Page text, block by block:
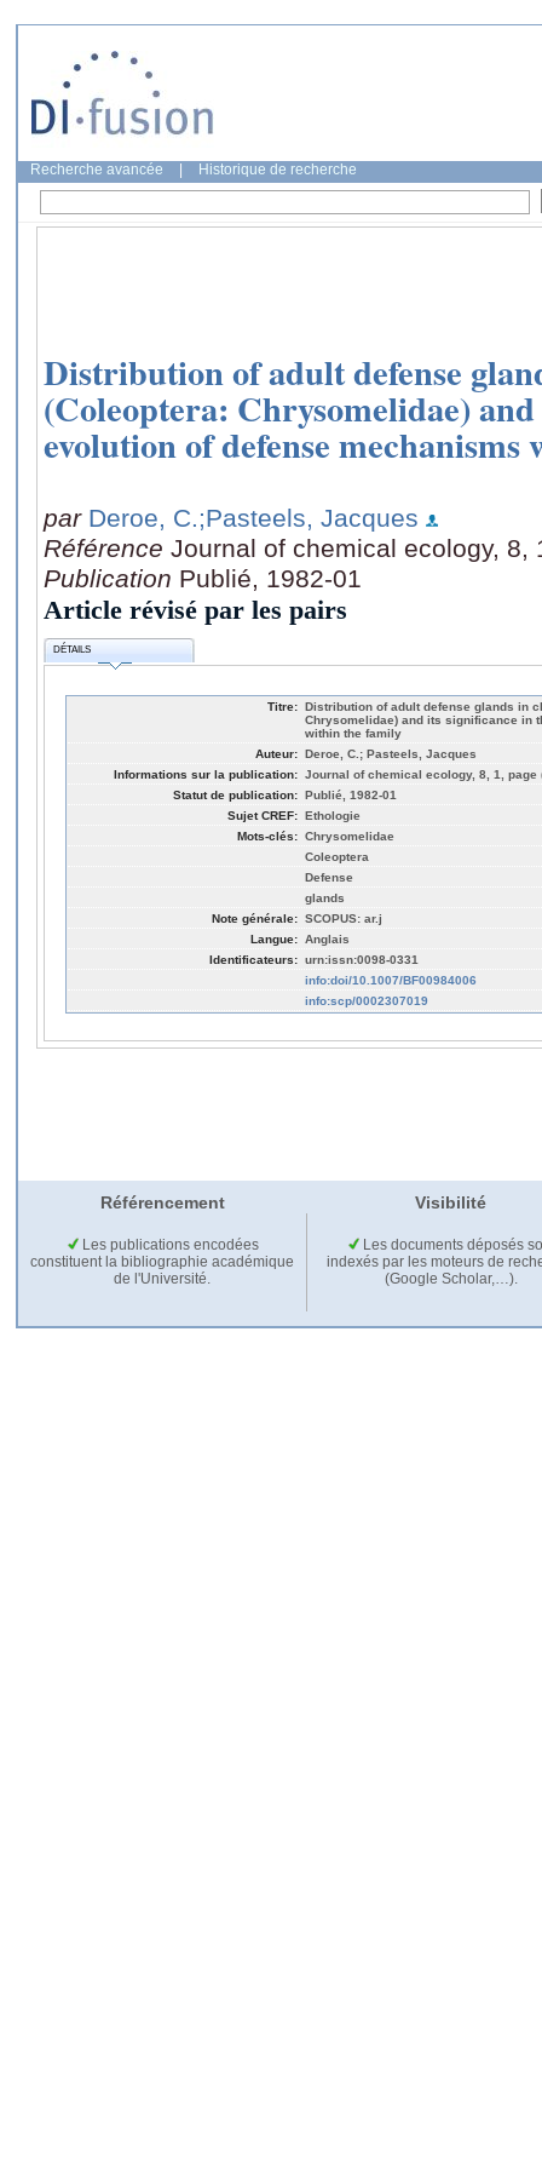
Recherche avancée Historique de recherche
Distribution of adult defense
(Coleoptera: Chrysomelidae)
evolution of defense
par Deroe, C.;Pasteels, Jacques
Référence Journal of chemical ecology, 8,
Publication Publié, 1982-01
Article révisé par les pairs
DÉTAILS
Titre: Distribution of adult defense glands in
Chrysomelidae) and its significance in
within the family
Auteur: Deroe, C.; Pasteels, Jacques
Informations sur la publication: Journal of chemical ecology, 8, 1, page
Statut de publication: Publié, 1982-01
Sujet CREF: Ethologie
Mots-clés: Chrysomelidae
Coleoptera
Defense
glands
Note générale: SCOPUS: ar.j
Langue: Anglais
Identificateurs: urn:issn:0098-0331
info:doi/10.1007/BF00984006
info:scp/0002307019
Référencement Visibilité
Les publications encodées
constituent la bibliographie académique
de l'Université.
Les documents déposés
indexés par les moteurs de
(Google Scholar,…).